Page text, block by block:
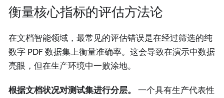
衡量核心指标的评估方法论
在文档智能领域，最常见的评估错误是在经过筛选的纯
数字 PDF 数据集上衡量准确率。这会导致在演示中数据
亮眼，但在生产环境中一败涂地。
根据文档状况对测试集进行分层。
一个具有生产代表性